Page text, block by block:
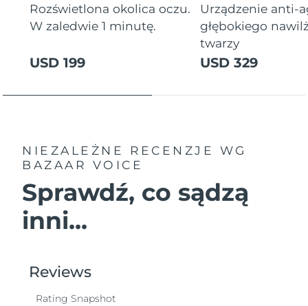
Rozświetlona okolica oczu.
W zaledwie 1 minutę.
USD 199
Urządzenie anti-
głębokiego
twarzy
USD 329
NIEZALEŻNE RECENZJE
WG
BAZAAR VOICE
Sprawdź, co sądzą
inni...